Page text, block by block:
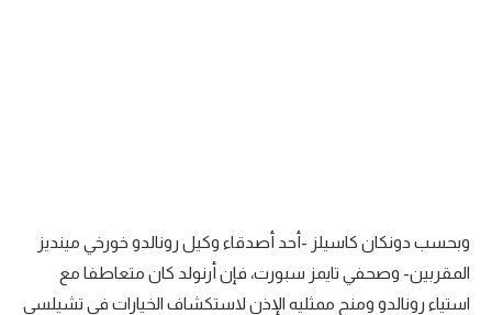
أقسام
الكرة المصرية
وبحسب دونكان كاسيلز -أحد أصدقاء وكيل رونالدو خورخي مينديز
المقربين- وصحفي تايمز سبورت، فإن أرنولد كان متعاطفا مع
استياء رونالدو ومنح ممثليه الإذن لاستكشاف الخيارات في تشيلسي